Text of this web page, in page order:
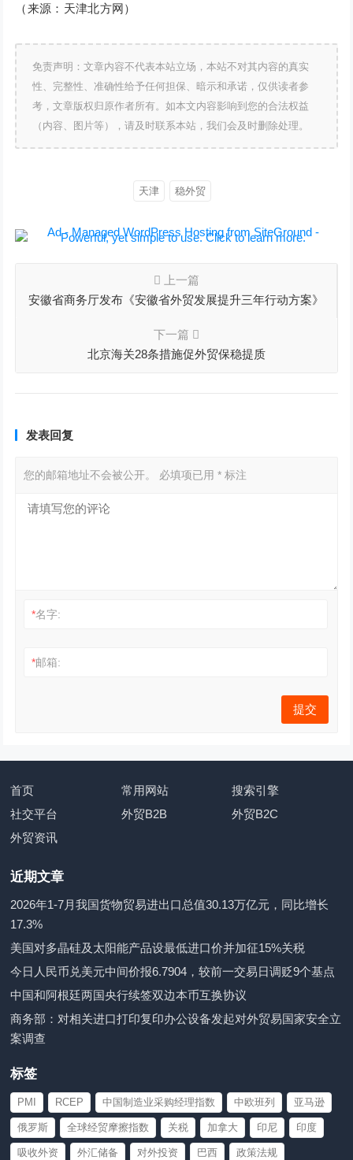
（来源：天津北方网）
免责声明：文章内容不代表本站立场，本站不对其内容的真实
性、完整性、准确性给予任何担保、暗示和承诺，仅供读者参
考，文章版权归原作者所有。如本文内容影响到您的合法权益
（内容、图片等），请及时联系本站，我们会及时删除处理。
天津 稳外贸
上一篇
安徽省商务厅发布《安徽省外贸发展提升三年行动方案》
下一篇
北京海关28条措施促外贸保稳提质
发表回复
您的邮箱地址不会被公开。 必填项已用* 标注
*名字:
*邮箱:
首页 常用网站
搜索引擎
社交平台
外贸B2B
外贸B2C
外贸资讯
近期文章
2026年1-7月我国货物贸易进出口总值30.13万亿元，同比增长
17.3%
美国对多晶硅及太阳能产品设最低进口价并加征15%关税
今日人民币兑美元中间价报6.7904，较前一交易日调贬9个基点
中国和阿根廷两国央行续签双边本币互换协议
商务部：对相关进口打印复印办公设备发起对外贸易国家安全立
案调查
标签
PMI RCEP 中国制造业采购经理指数 中欧班列 亚马逊
俄罗斯 全球经贸摩擦指数 关税 加拿大 印尼 印度
吸收外资 外汇储备 对外投资 巴西 政策法规